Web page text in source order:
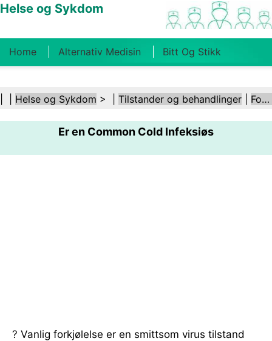
Helse og Sykdom
Home Alternativ Medisin Bitt Og Stikk
Kosthold Og Ernæring Familiehelse
Helsebransjen Psykisk Helse Folkehelse Og
Sikkerhet Kirurgi Og Prosedyrer Helse
Helse og Sykdom > | Tilstander og behandlinger Forkjølelse og influensa
Er en Common Cold Infeksiøs
? Vanlig forkjølelse er en smittsom virus tilstand